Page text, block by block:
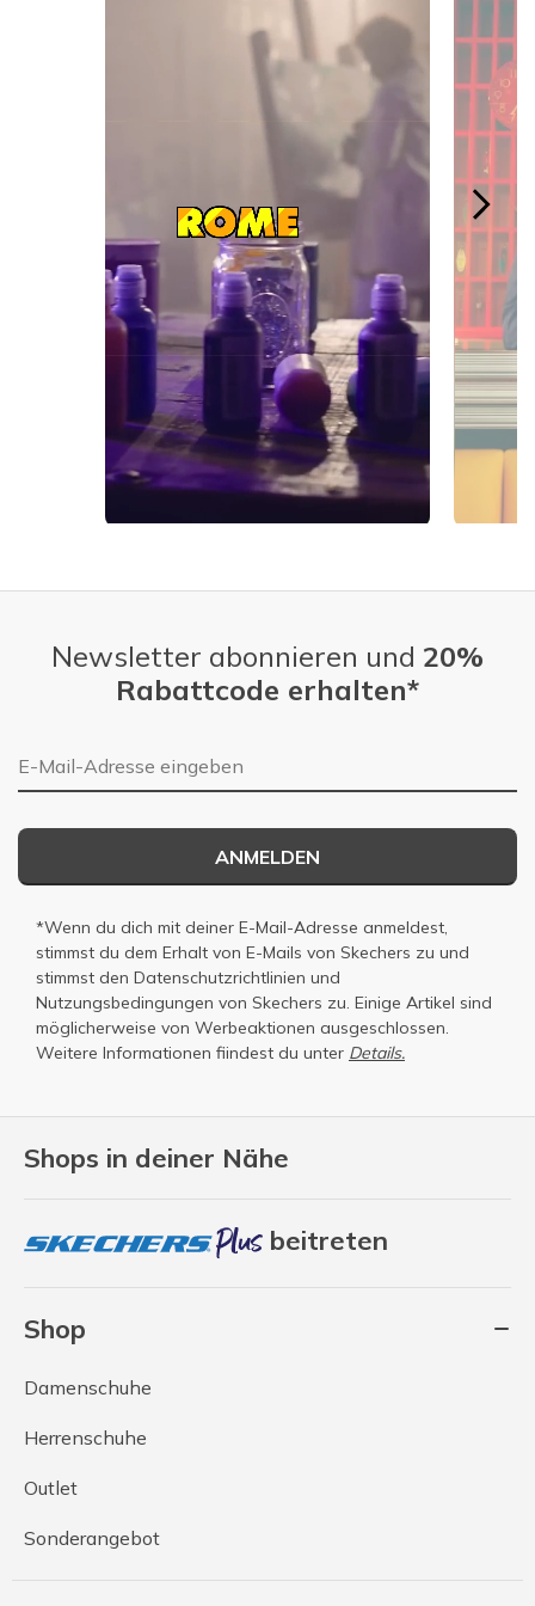
Shops in deiner Nähe
beitreten
Shop
Damenschuhe
Herrenschuhe
Outlet
Sonderangebot
Newsletter abonnieren und 20%
Rabattcode erhalten*
E-Mail-Adresse
ANMELDEN
*Wenn du dich mit deiner E-Mail-Adresse anmeldest,
stimmst du dem Erhalt von E-Mails von Skechers zu und
stimmst den Datenschutzrichtlinien und
Nutzungsbedingungen von Skechers zu. Einige Artikel sind
möglicherweise von Werbeaktionen ausgeschlossen.
Weitere Informationen fiindest du unter Details.